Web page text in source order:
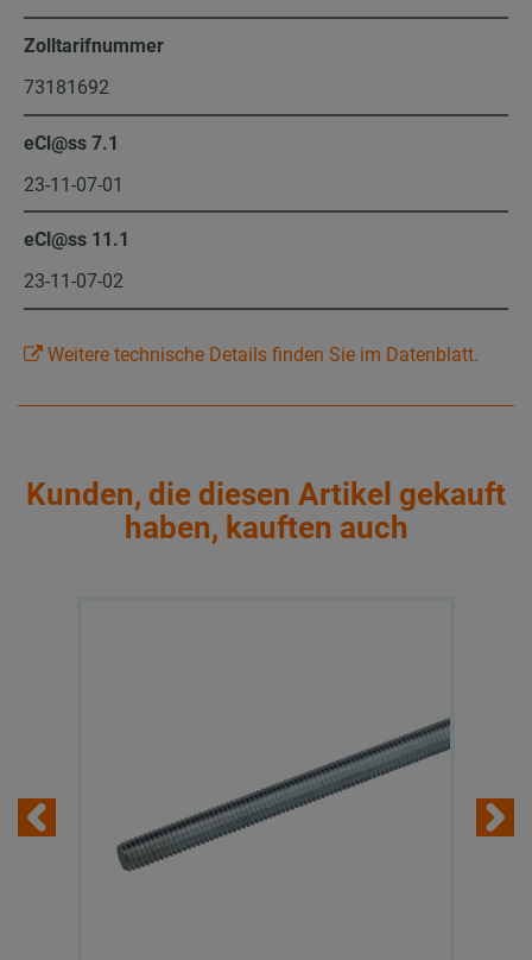
Zolltarifnummer
73181692
eCl@ss 7.1
23-11-07-01
eCl@ss 11.1
23-11-07-02
Weitere technische Details finden Sie im Datenblatt.
Kunden, die diesen Artikel gekauft
haben, kauften auch